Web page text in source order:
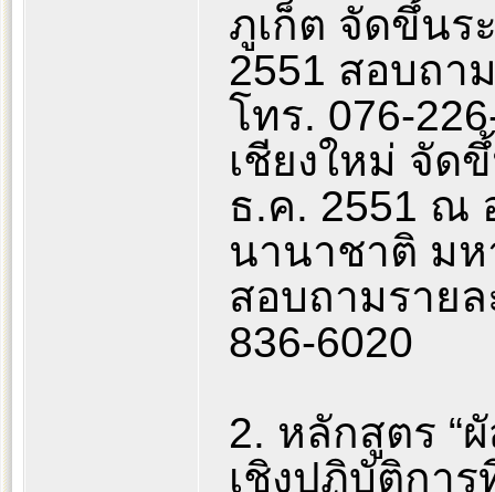
ภูเก็ต จัดขึ้นร
2551 สอบถา
โทร. 076-
เชียงใหม่ จัด
ธ.ค. 2551 ณ
นานาชาติ มห
สอบถามราย
836-6020
2. หลักสูตร “
เชิงปฏิบัติกา